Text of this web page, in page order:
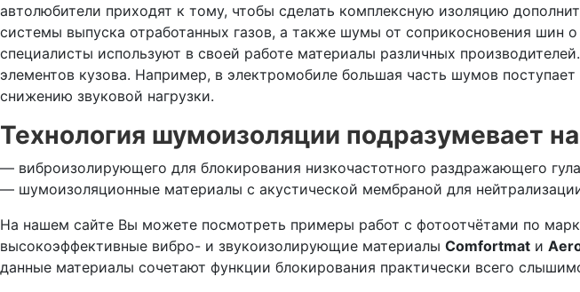
автолюбители приходят к тому, чтобы сделать комплексную изоляцию
системы выпуска отработанных газов, а также шумы от соприкосновения
специалисты используют в своей работе материалы различных
элементов кузова. Например, в электромобиле большая часть шумов
снижению звуковой нагрузки.
Технология шумоизоляции подразумевает
— виброизолирующего для блокирования низкочастотного раздражающего
— шумоизоляционные материалы с акустической мембраной для
На нашем сайте Вы можете посмотреть примеры работ с фотоотчётами по
высокоэффективные вибро- и звукоизолирующие материалы Comfortmat и
данные материалы сочетают функции блокирования практически всего